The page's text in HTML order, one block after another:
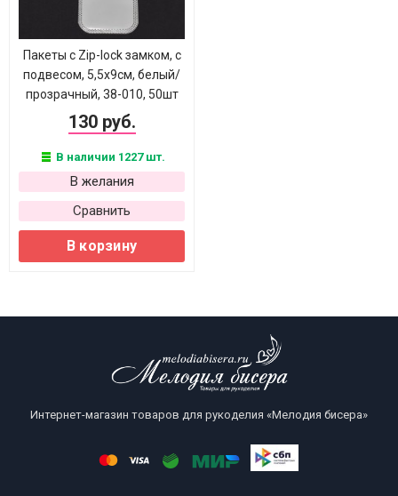
Пакеты с Zip-lock замком, с
подвесом, 5,5х9см, белый/
прозрачный, 38-010, 50шт
130 руб.
В наличии 1227 шт.
В желания
Сравнить
В корзину
Интернет-магазин товаров для рукоделия «Мелодия бисера»